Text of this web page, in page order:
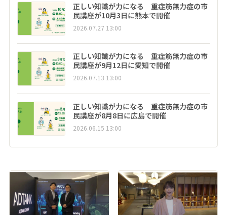
正しい知識が力になる 重症筋無力症の市
民講座が10月3日に熊本で開催
2026.07.27 13:00
正しい知識が力になる 重症筋無力症の市
民講座が9月12日に愛知で開催
2026.07.13 13:00
正しい知識が力になる 重症筋無力症の市
民講座が8月8日に広島で開催
2026.06.15 13:00